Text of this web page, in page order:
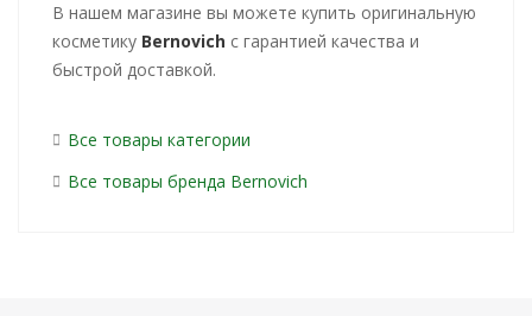
В нашем магазине вы можете купить оригинальную
косметику Bernovich с гарантией качества и
быстрой доставкой.
Все товары категории
Все товары бренда Bernovich